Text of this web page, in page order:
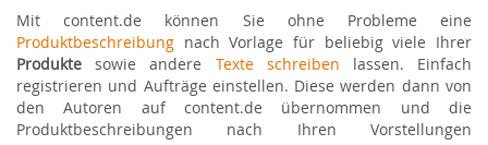
Mit content.de können Sie ohne Probleme eine
Produktbeschreibung nach Vorlage für beliebig viele Ihrer
Produkte sowie andere Texte schreiben lassen. Einfach
registrieren und Aufträge einstellen. Diese werden dann von
den Autoren auf content.de übernommen und die
Produktbeschreibungen nach Ihren Vorstellungen